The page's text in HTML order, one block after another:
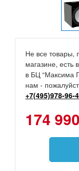
Не все товары,
магазине, есть
в БЦ “Максима
нам -
+7(495)978-96-
174